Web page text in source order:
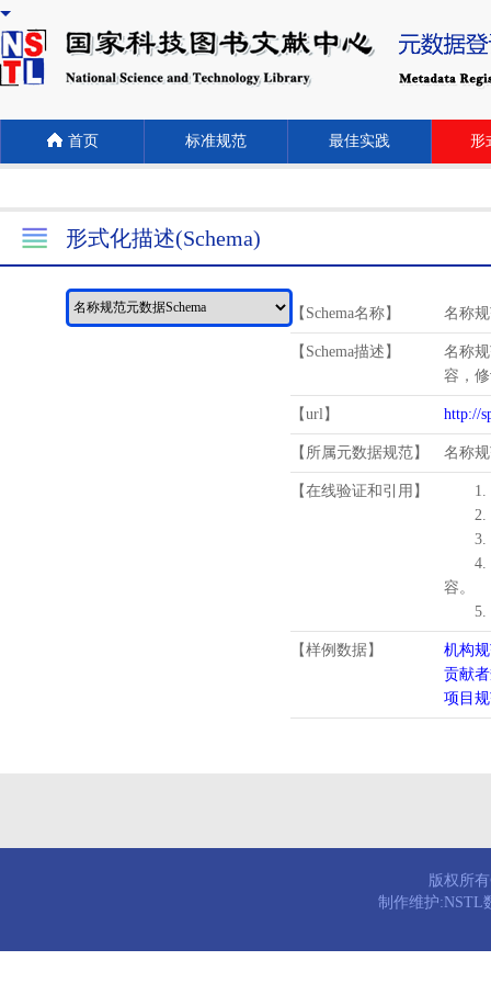
首页 标准规范 最佳实践 形
形式化描述(Schema)
【Schema名称】 名称规
【Schema描述】
名称
容，
【url】 http://
【所属元数据规范】 名称
【在线验证和引用】
1.
2.
3.
4.
容。
5.
【样例数据】
机构
贡献
项目
版权所
制作维护:NSTL